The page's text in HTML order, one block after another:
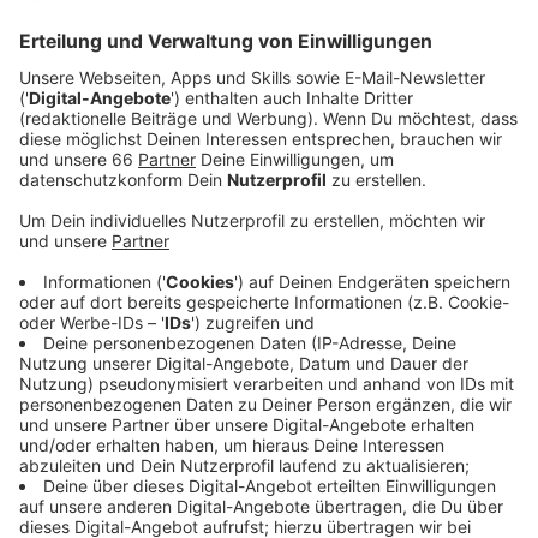
Anzeige
Ihre neue Single "Bedroom Exile" stellt den
Startschuss für ein langes Jahr 2023. Die Giant Rooks
- ursprünglich aus Hamm in Nordrhein-Westfalen -
Nordamerika zu schwimmen und in den USA und
Auftritte bei uns in Deutschland und speziell auch in
NRW. Und dann wäre da auch noch das neue Album,
das auch noch in der Planung ist.
Bevor es mit Festival- und Konzertsommer losgeht,
haben wir sie aber noch zu einem Gespräch zu uns ins
Studio eingeladen. Fred, Sänger der Band, ist
vorbeigekommen. Das Interview mit unserem Kollegen
Thomas Wagner hört ihr hier.